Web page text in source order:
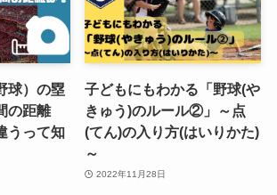
球）の塁
の距離
うって知
子どもにもわかる「野球(や
きゅう)のルール②」～点
(てん)の入り方(はいりかた)
～
2022年11月28日